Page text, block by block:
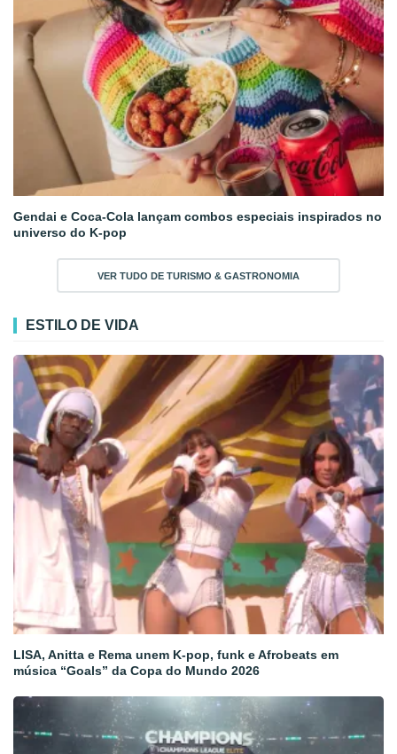
Gendai e Coca-Cola lançam combos especiais inspirados no
universo do K-pop
VER TUDO DE TURISMO & GASTRONOMIA
ESTILO DE VIDA
LISA, Anitta e Rema unem K-pop, funk e Afrobeats em
música “Goals” da Copa do Mundo 2026